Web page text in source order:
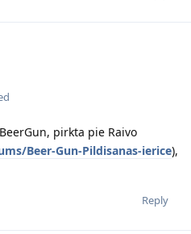
pirkta pie Raivo
Beer-Gun-Pildisanas-ierice),
Reply